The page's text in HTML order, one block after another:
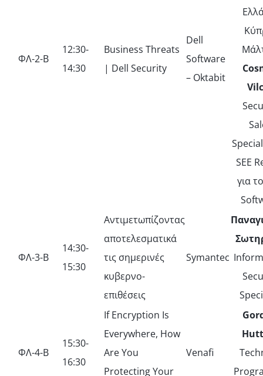
ΦΛ-2-Β
12:30-
14:30
Business Threats
| Dell Security
Dell
Software
– Oktabit
SEE
για
ΦΛ-3-Β
14:30-
15:30
Αντιμετωπίζοντας
αποτελεσματικά
τις σημερινές
κυβερνο-
επιθέσεις
Symantec
ΦΛ-4-Β
15:30-
16:30
If Encryption Is
Everywhere, How
Are You
Protecting Your
Venafi